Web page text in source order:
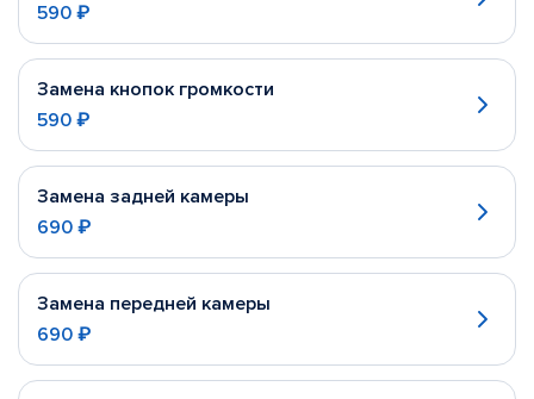
590 ₽
Замена кнопок громкости
590 ₽
Замена задней камеры
690 ₽
Замена передней камеры
690 ₽